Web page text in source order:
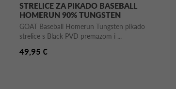
STRELICE ZA PIKADO BASEBALL
HOMERUN 90% TUNGSTEN
GOAT Baseball Homerun Tungsten pikado
strelice s Black PVD premazom i ...
49,95 €